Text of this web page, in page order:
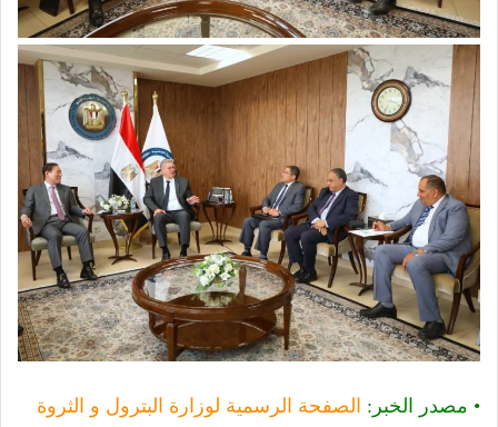
• مصدر الخبر: الصفحة الرسمية لوزارة البترول و الثروة